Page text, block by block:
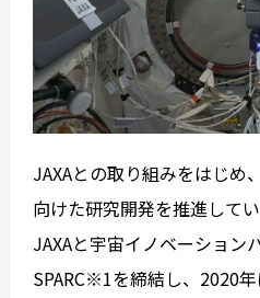
JAXAとの取り組みをはじめ
向けた研究開発を推進してい
JAXAと宇宙イノベーション
SPARC※1を締結し、2020